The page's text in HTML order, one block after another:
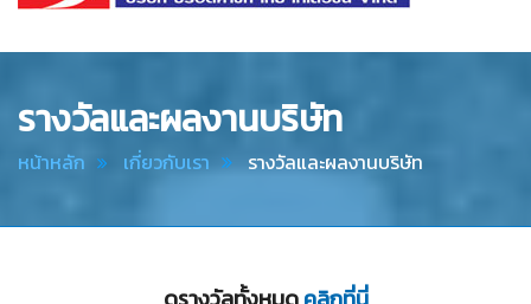
Thai
รางวัลและผลงานบริษัท
หน้าหลัก เกี่ยวกับเรา รางวัลและผลงานบริษัท